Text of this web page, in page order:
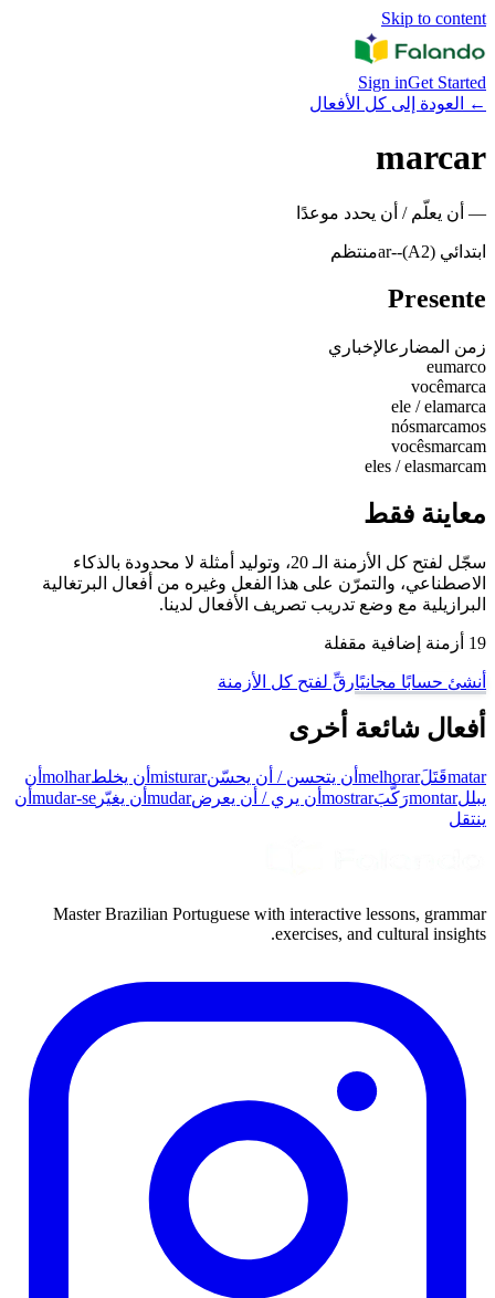
Skip to content
Sign inGet Started
←
العودة إلى كل الأفعال
marcar
— أن يعلّم / أن يحدد موعدًا
ابتدائي (A2) -
-ar منتظم
Presente
زمن المضارعالإخباري
eumarco
vocêmarca
ele / elamarca
nósmarcamos
vocêsmarcam
eles / elasmarcam
معاينة فقط
سجّل لفتح كل الأزمنة الـ 20، وتوليد أمثلة لا محدودة بالذكاء
الاصطناعي، والتمرّن على هذا الفعل وغيره من أفعال البرتغالية
البرازيلية مع وضع تدريب تصريف الأفعال لدينا.
19 أزمنة إضافية مقفلة
أنشئ حسابًا مجانيًارقِّ لفتح كل الأزمنة
أفعال شائعة أخرى
matarقَتَلَmelhorar أن يتحسن / أن يحسّنmisturar أن يخلطmolhar أن
يبللmontarرَكَّبَmostrar أن يري / أن يعرضmudar أن يغيّر mudar-se أن
ينتقل
Master Brazilian Portuguese with interactive lessons, grammar
exercises, and cultural insights.